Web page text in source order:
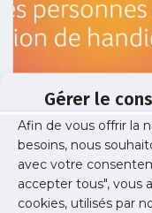
Gérer le
Afin de vous offrir la
besoins, nous
avec votre
accepter tous", vous
cookies, utilisés par
video